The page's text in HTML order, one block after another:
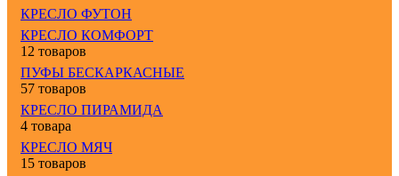
КРЕСЛО ФУТОН
КРЕСЛО КОМФОРТ
12 товаров
ПУФЫ БЕСКАРКАСНЫЕ
57 товаров
КРЕСЛО ПИРАМИДА
4 товара
КРЕСЛО МЯЧ
15 товаров